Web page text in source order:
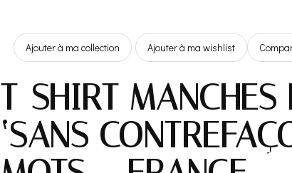
Ajouter à ma collection Ajouter à ma wishlist
T-SHIRT MANCHES
‘SANS